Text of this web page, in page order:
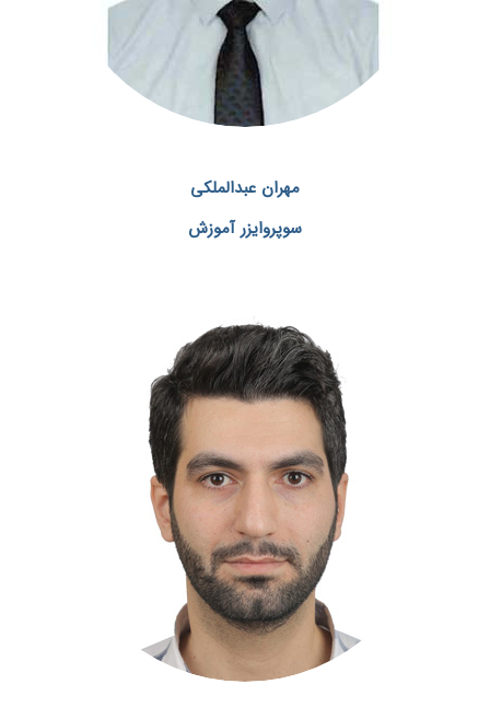
مهران عبدالملکی
سوپروایزر آموزش